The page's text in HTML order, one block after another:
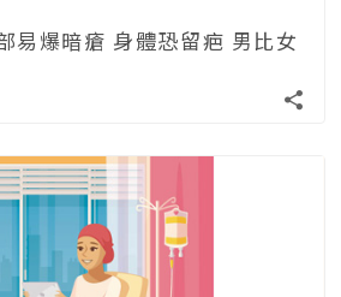
易爆暗瘡 身體恐留疤 男比女